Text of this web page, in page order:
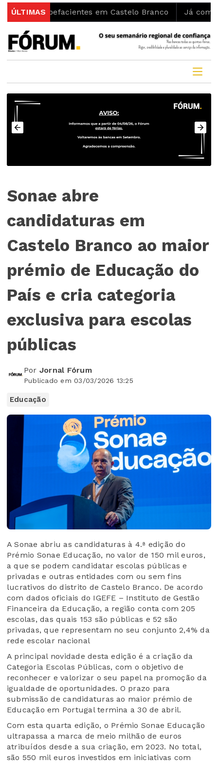
ÚLTIMAS em Castelo Branco Já começaram as
Sonae abre
candidaturas em
Castelo Branco ao maior
prémio de Educação do
País e cria categoria
exclusiva para escolas
públicas
Por Jornal Fórum
Publicado em 03/03/2026 13:25
Educação
A Sonae abriu as candidaturas à 4.ª edição do
Prémio Sonae Educação, no valor de 150 mil euros,
a que se podem candidatar escolas públicas e
privadas e outras entidades com ou sem fins
lucrativos do distrito de Castelo Branco. De acordo
com dados oficiais do IGEFE – Instituto de Gestão
Financeira da Educação, a região conta com 205
escolas, das quais 153 são públicas e 52 são
privadas, que representam no seu conjunto 2,4% da
rede escolar nacional
A principal novidade desta edição é a criação da
Categoria Escolas Públicas, com o objetivo de
reconhecer e valorizar o seu papel na promoção da
igualdade de oportunidades. O prazo para
submissão de candidaturas ao maior prémio de
Educação em Portugal termina a 30 de abril.
Com esta quarta edição, o Prémio Sonae Educação
ultrapassa a marca de meio milhão de euros
atribuídos desde a sua criação, em 2023. No total,
são 550 mil euros investidos em iniciativas com